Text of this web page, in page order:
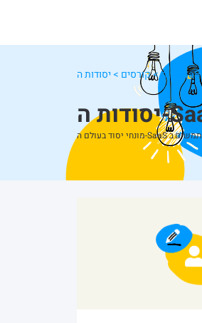
בית> קורסים >